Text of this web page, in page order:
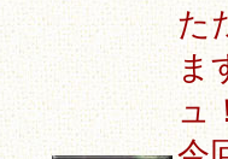
た
ま
ュ